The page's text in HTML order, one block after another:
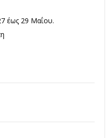
έως 29 Μαΐου.